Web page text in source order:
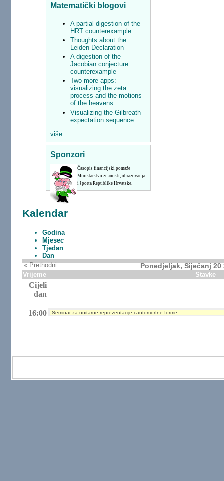
Matematički blogovi
A partial digestion of the
HRT counterexample
Thoughts about the
Leiden Declaration
A digestion of the
Jacobian conjecture
counterexample
Two more apps:
visualizing the zeta
process and the motions
of the heavens
Visualizing the Gilbreath
expectation sequence
više
Sponzori
Časopis financijski pomaže
Ministarstvo znanosti, obrazovanja
i športa Republike Hrvatske.
Kalendar
Godina
Mjesec
Tjedan
Dan
« Prethodni
Ponedjeljak, Siječanj 20
Vrijeme Stavke
Cijeli
dan
16:00 Seminar za unitarne reprezentacije i automorfne forme